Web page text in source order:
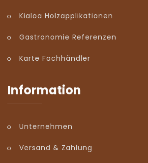
Kialoa Holzapplikationen
Gastronomie Referenzen
Karte Fachhändler
Information
Unternehmen
Versand & Zahlung